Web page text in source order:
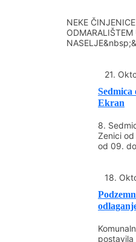
Poljoprivredni
Registar
proizvodnjom na
Poljoprivredni
zasnovao&nbsp;
marta -decembra
zasnovao zasad ili
period od 12 godina -
Da ima mogućnost
NEKE
21.
Ekran
8.
Zenici
od 09.
18.